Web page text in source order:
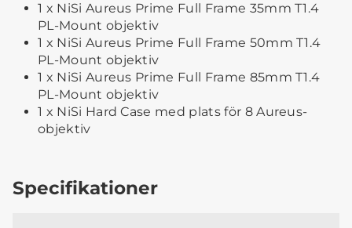
1 x NiSi Aureus Prime Full Frame 35mm T1.4
PL-Mount objektiv
1 x NiSi Aureus Prime Full Frame 50mm T1.4
PL-Mount objektiv
1 x NiSi Aureus Prime Full Frame 85mm T1.4
PL-Mount objektiv
1 x NiSi Hard Case med plats för 8 Aureus-
objektiv
Specifikationer